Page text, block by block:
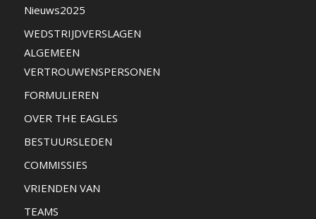
Nieuws2025
WEDSTRIJDVERSLAGEN
ALGEMEEN
VERTROUWENSPERSONEN
FORMULIEREN
OVER THE EAGLES
BESTUURSLEDEN
COMMISSIES
VRIENDEN VAN
TEAMS